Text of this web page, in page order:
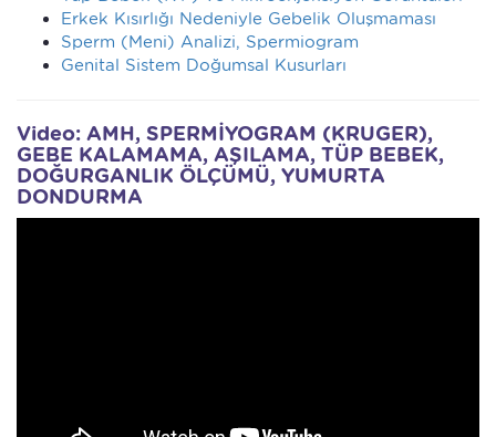
Erkek Kısırlığı Nedeniyle Gebelik Oluşmaması
Sperm (Meni) Analizi, Spermiogram
Genital Sistem Doğumsal Kusurları
Video: AMH, SPERMİYOGRAM (KRUGER),
GEBE KALAMAMA, AŞILAMA, TÜP BEBEK,
DOĞURGANLIK ÖLÇÜMÜ, YUMURTA
DONDURMA